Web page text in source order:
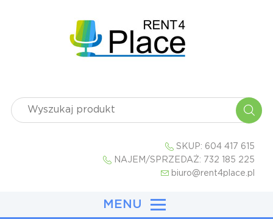
SKUP: 604 417 615
NAJEM/SPRZEDAŻ: 732 185 225
biuro@rent4place.pl
MENU